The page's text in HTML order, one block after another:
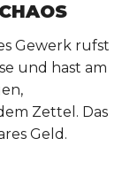
Gewerk rufst
und hast am
Zettel. Das
Geld.